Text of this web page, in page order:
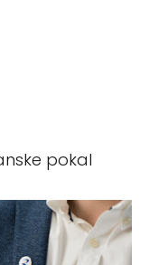
pokal